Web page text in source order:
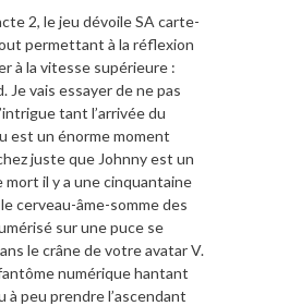
2, le jeu dévoile SA carte-
permettant à la réflexion
à la vitesse supérieure :
Je vais essayer de ne pas
tant l’arrivée du
est un énorme moment
juste que Johnny est un
il y a une cinquantaine
cerveau-âme-somme des
sur une puce se
le crâne de votre avatar V.
numérique hantant
à peu prendre l’ascendant